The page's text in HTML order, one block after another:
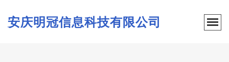
安庆明冠信息科技有限公司